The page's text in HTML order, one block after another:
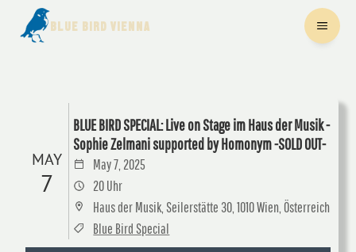
BLUE BIRD VIENNA
MAY
7
BLUE BIRD SPECIAL: Live on Stage im Haus der Musik -
Sophie Zelmani supported by Homonym -SOLD OUT-
May 7, 2025
20 Uhr
Haus der Musik, Seilerstätte 30, 1010 Wien, Österreich
Blue Bird Special